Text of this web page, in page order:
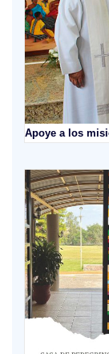
Apoye a los